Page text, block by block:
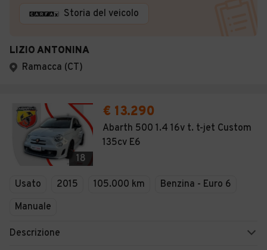
Storia del veicolo
LIZIO ANTONINA
Ramacca (CT)
18
€ 13.290
Abarth 500 1.4 16v t. t-jet Custom
135cv E6
Usato 2015 105.000 km
Benzina - Euro 6
Manuale
Descrizione